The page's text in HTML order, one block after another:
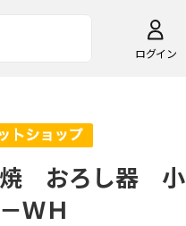
ログイン
焼 おろし器 小
ＷＨ